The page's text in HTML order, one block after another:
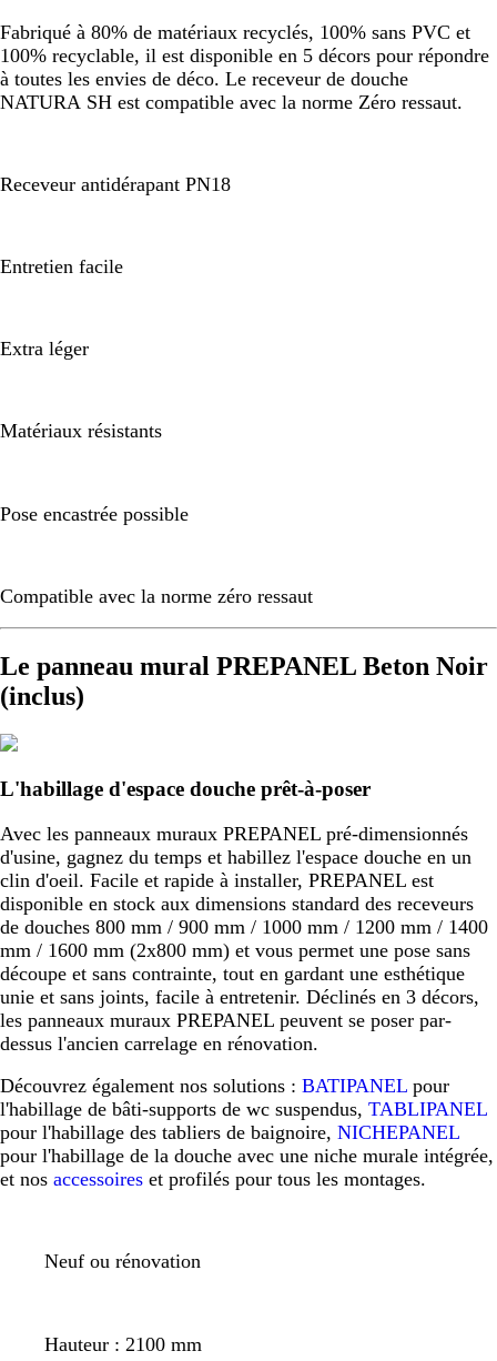
Fabriqué à 80% de matériaux recyclés, 100% sans PVC et
100% recyclable, il est disponible en 5 décors pour répondre
à toutes les envies de déco. Le receveur de douche
NATURA SH est compatible avec la norme Zéro ressaut.
Receveur antidérapant PN18
Entretien facile
Extra léger
Matériaux résistants
Pose encastrée possible
Compatible avec la norme zéro ressaut
Le panneau mural PREPANEL Beton Noir
(inclus)
L'habillage d'espace douche prêt-à-poser
Avec les panneaux muraux PREPANEL pré-dimensionnés
d'usine, gagnez du temps et habillez l'espace douche en un
clin d'oeil. Facile et rapide à installer, PREPANEL est
disponible en stock aux dimensions standard des receveurs
de douches 800 mm / 900 mm / 1000 mm / 1200 mm / 1400
mm / 1600 mm (2x800 mm) et vous permet une pose sans
découpe et sans contrainte, tout en gardant une esthétique
unie et sans joints, facile à entretenir. Déclinés en 3 décors,
les panneaux muraux PREPANEL peuvent se poser par-
dessus l'ancien carrelage en rénovation.
Découvrez également nos solutions : BATIPANEL pour
l'habillage de bâti-supports de wc suspendus, TABLIPANEL
pour l'habillage des tabliers de baignoire, NICHEPANEL
pour l'habillage de la douche avec une niche murale intégrée,
et nos accessoires et profilés pour tous les montages.
Neuf ou rénovation
Hauteur : 2100 mm